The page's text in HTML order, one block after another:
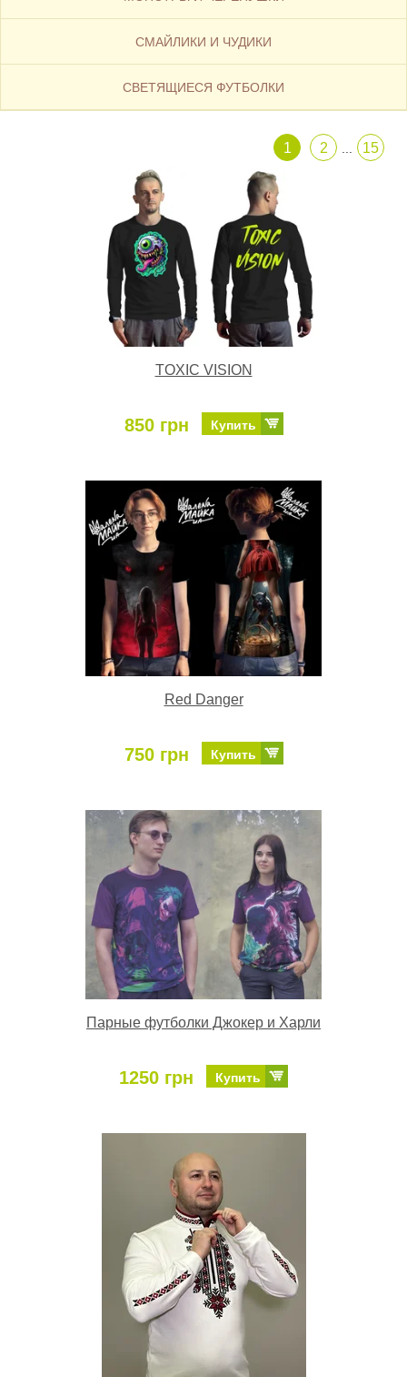
СМАЙЛИКИ И ЧУДИКИ
CВЕТЯЩИЕСЯ ФУТБОЛКИ
1 2 15
TOXIC VISION
850 грн Купить
Red Danger
750 грн Купить
Парные футболки Джокер и Харли
1250 грн Купить